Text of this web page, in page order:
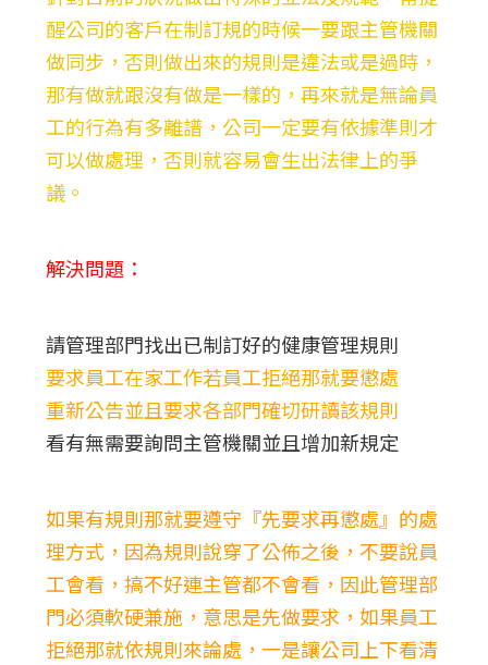
醒公司的客戶在制訂規的時候一要跟主管機關
做同步，否則做出來的規則是違法或是過時，
那有做就跟沒有做是一樣的，再來就是無論員
工的行為有多離譜，公司一定要有依據準則才
可以做處理，否則就容易會生出法律上的爭
議。
解決問題：
請管理部門找出已制訂好的健康管理規則
要求員工在家工作若員工拒絕那就要懲處
重新公告並且要求各部門確切研讀該規則
看有無需要詢問主管機關並且增加新規定
如果有規則那就要遵守『先要求再懲處』的處
理方式，因為規則說穿了公佈之後，不要說員
工會看，搞不好連主管都不會看，因此管理部
門必須軟硬兼施，意思是先做要求，如果員工
拒絕那就依規則來論處，一是讓公司上下看清